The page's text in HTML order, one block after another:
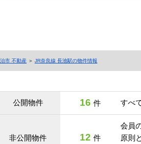
市 不動産 ＞ JR奈良線 長池駅の物件情報
公開物件 16 件 すべ
非公開物件 12 件
会員
原則